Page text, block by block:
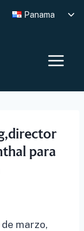
Panama
para
marzo,